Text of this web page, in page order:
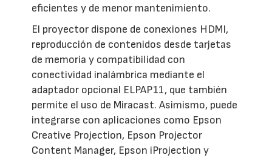
eficientes y de menor mantenimiento.
El proyector dispone de conexiones HDMI,
reproducción de contenidos desde tarjetas
de memoria y compatibilidad con
conectividad inalámbrica mediante el
adaptador opcional ELPAP11, que también
permite el uso de Miracast. Asimismo, puede
integrarse con aplicaciones como Epson
Creative Projection, Epson Projector
Content Manager, Epson iProjection y